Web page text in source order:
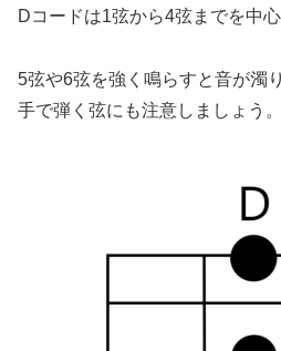
Dコードは1弦から4弦までを中心
5弦や6弦を強く鳴らすと音が濁
手で弾く弦にも注意しましょう。